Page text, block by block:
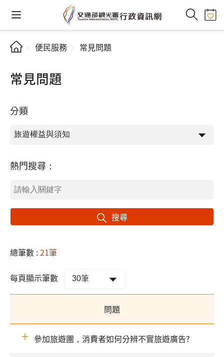
便民服務 常見問題
常見問題
分類
熱門搜尋：
搜尋
總筆數 :21筆
每頁顯示筆數
問題
參加旅遊團，消費者如何分辨不實旅遊廣告?